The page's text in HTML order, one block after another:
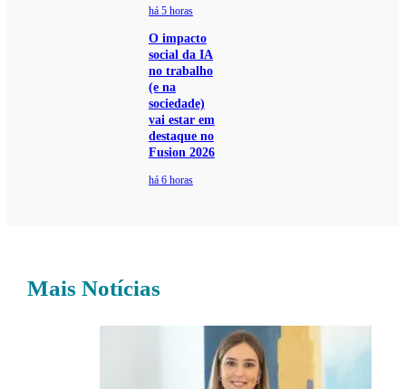
há 5 horas
O impacto
social da IA
no trabalho
(e na
sociedade)
vai estar em
destaque no
Fusion 2026
há 6 horas
Mais Notícias